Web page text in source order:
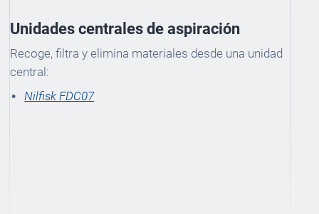
Unidades centrales de aspiración
Recoge, filtra y elimina materiales desde una unidad
central:
Nilfisk FDC07